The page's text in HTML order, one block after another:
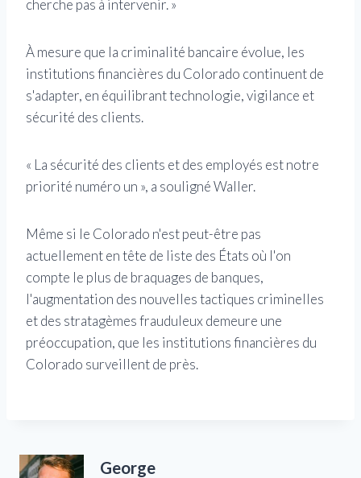
cherche pas à intervenir. »
À mesure que la criminalité bancaire évolue, les
institutions financières du Colorado continuent de
s'adapter, en équilibrant technologie, vigilance et
sécurité des clients.
« La sécurité des clients et des employés est notre
priorité numéro un », a souligné Waller.
Même si le Colorado n'est peut-être pas
actuellement en tête de liste des États où l'on
compte le plus de braquages ​​de banques,
l'augmentation des nouvelles tactiques criminelles
et des stratagèmes frauduleux demeure une
préoccupation, que les institutions financières du
Colorado surveillent de près.
George